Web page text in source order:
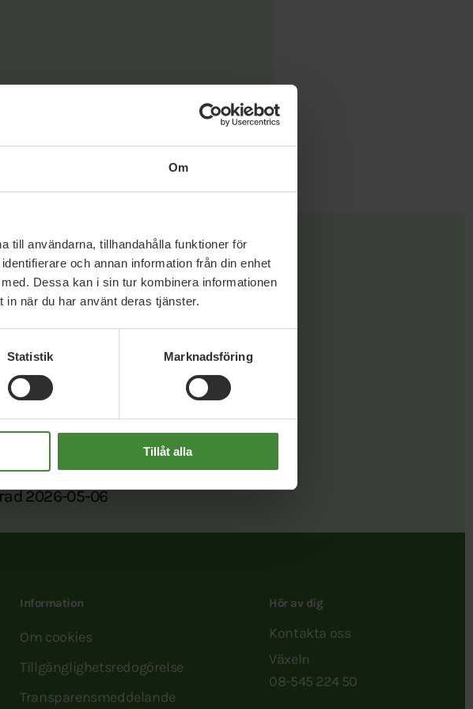
Om
till användarna, tillhandahålla funktioner för
och annan information från din enhet
Dessa kan i sin tur kombinera informationen
in när du har använt deras tjänster.
Statistik Marknadsföring
Tillåt alla
oss
2026-05-06
Information
Om cookies
Tillgänglighetsredogörelse
Transparensmeddelande
Hör av dig
Kontakta oss
Växeln
08-545 224 50